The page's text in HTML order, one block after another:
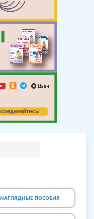
НАГЛЯДНЫЕ ПОСОБИЯ